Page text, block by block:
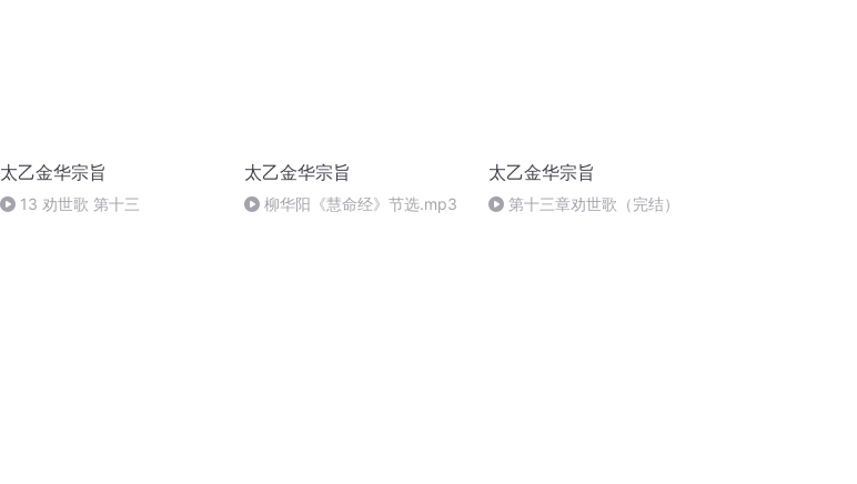
太乙金华宗旨
13 劝世歌 第十三
太乙金华宗旨
柳华阳《慧命经》节选.mp3
太乙金华宗旨
第十三章劝世歌（完结）